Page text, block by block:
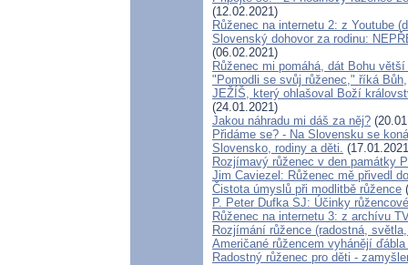
(12.02.2021)
Růženec na internetu 2: z Youtube
Slovenský dohovor za rodinu:
(06.02.2021)
Růženec mi pomáhá, dát Bohu
"Pomodli se svůj růženec," říká Bůh,
JEŽÍŠ, který ohlašoval Boží
(24.01.2021)
Jakou náhradu mi dáš za něj?
Přidáme se? - Na Slovensku se
Slovensko, rodiny a děti.
Rozjímavý růženec v den památky
Jim Caviezel: Růženec mě přivedl
Čistota úmyslů při modlitbě růžence
P. Peter Dufka SJ: Účinky
Růženec na internetu 3: z archívu
Rozjímání růžence (radostná,
Američané růžencem vyhánějí
Radostný růženec pro děti -